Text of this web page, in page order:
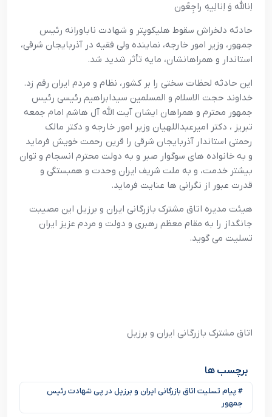
اِنالله وَ اِنالِیهِ راجِعُون
حادثه دلخراش سقوط هلیکوپتر و شهادت ناباورانه رئیس
جمهور، وزیر امور خارجه، نماینده ولی فقیه در آذربایجان شرقی،
استاندار و همراهانشان، مایه تأثر شدید شد.
این حادثه لحظات سختی را بر کشور، نظام و مردم ایران رقم زد.
خداوند حجت الاسلام و المسلمین سیدابراهیم رئیسی رئیس
جمهور محترم و همراهان ایشان آیت الله آل هاشم امام جمعه
تبریز ، دکتر امیرعبداللهیان وزیر امور خارجه و دکتر مالک
رحمتی استاندار آذربایجان شرقی را قرین رحمت خویش فرماید
و به خانواده های سوگوار صبر و به دولت محترم انسجام و توان
بیشتر خدمت، و به ملت شریف ایران وحدت و همبستگی و
قدرت عبور از نگرانی ها عنایت فرماید.
هیئت مدیره اتاق مشترک بازرگانی ایران و برزیل این مصیبت
جانگداز را به مقام معظم رهبری و دولت و مردم عزیز ایران
تسلیت می گوید.
اتاق مشترک بازرگانی ایران و برزیل
برچسب ها
# پیام تسلیت اتاق بازرگانی ایران و برزیل در پی شهادت رئیس
جمهور